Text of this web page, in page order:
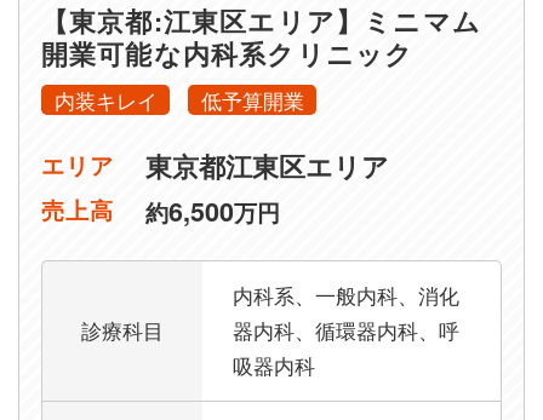
【東京都:江東区エリア】ミニマム
開業可能な内科系クリニック
内装キレイ 低予算開業
エリア 東京都江東区エリア
売上高 約6,500万円
診療科目
内科系、一般内科、消化
器内科、循環器内科、呼
吸器内科